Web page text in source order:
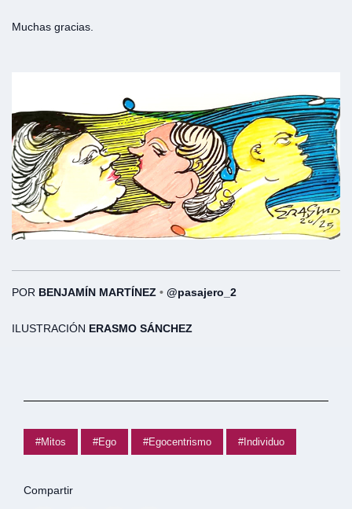
Muchas gracias.
POR BENJAMÍN MARTÍNEZ • @pasajero_2
ILUSTRACIÓN ERASMO SÁNCHEZ
#Mitos #Ego #Egocentrismo #Individuo
Compartir